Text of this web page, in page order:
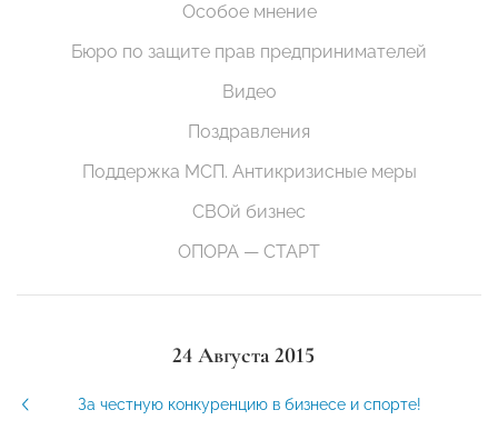
Особое мнение
Бюро по защите прав предпринимателей
Видео
Поздравления
Поддержка МСП. Антикризисные меры
СВОй бизнес
ОПОРА — СТАРТ
24 Августа 2015
За честную конкуренцию в бизнесе и спорте!